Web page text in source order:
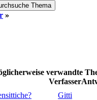
»
verwandte
Verfasser
Gitti